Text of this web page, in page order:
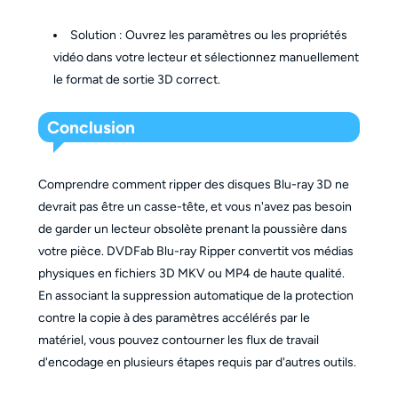
Solution : Ouvrez les paramètres ou les propriétés
vidéo dans votre lecteur et sélectionnez manuellement
le format de sortie 3D correct.
Conclusion
Comprendre comment ripper des disques Blu-ray 3D ne
devrait pas être un casse-tête, et vous n'avez pas besoin
de garder un lecteur obsolète prenant la poussière dans
votre pièce. DVDFab Blu-ray Ripper convertit vos médias
physiques en fichiers 3D MKV ou MP4 de haute qualité.
En associant la suppression automatique de la protection
contre la copie à des paramètres accélérés par le
matériel, vous pouvez contourner les flux de travail
d'encodage en plusieurs étapes requis par d'autres outils.